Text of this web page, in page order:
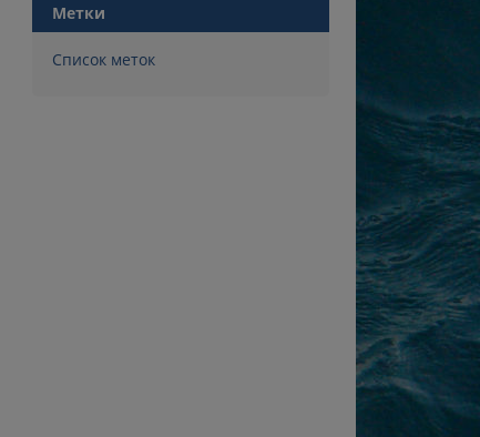
Метки
Список меток